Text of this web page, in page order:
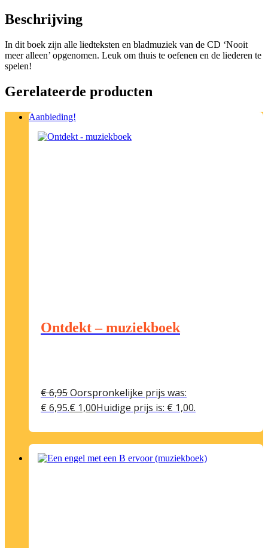
Beschrijving
In dit boek zijn alle liedteksten en bladmuziek van de CD ‘Nooit
meer alleen’ opgenomen. Leuk om thuis te oefenen en de liederen te
spelen!
Gerelateerde producten
Aanbieding!
Ontdekt – muziekboek
€6,95Oorspronkelijke prijs was:
€ 6,95.€ 1,00Huidige prijs is: € 1,00.